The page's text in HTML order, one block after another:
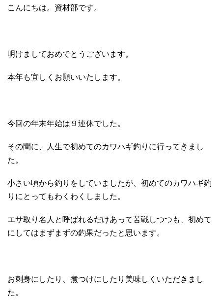
こんにちは。資材部です。
明けましておめでとうございます。
本年も宜しくお願いいたします。
今回の年末年始は９連休でした。
その間に、人生で初めてのカワハギ釣りに行ってきまし
た。
小さい頃から釣りをしていましたが、初めてのカワハギ釣
りにとってもわくわくしました。
エサ取り名人と呼ばれるだけあって苦戦しつつも、初めて
にしてはまずまずの釣果だったと思います。
お刺身にしたり、煮つけにしたり美味しくいただきまし
た。